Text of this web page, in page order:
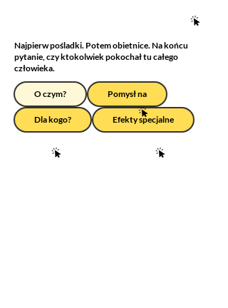
Najpierw pośladki. Potem obietnice. Na końcu
pytanie, czy ktokolwiek pokochał tu całego
człowieka.
O czym? Pomysł na
Dla kogo? Efekty specjalne